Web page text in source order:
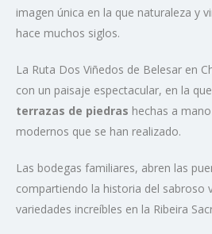
imagen única en la que naturaleza y
hace muchos siglos.
La Ruta Dos Viñedos de Belesar en
con un paisaje espectacular, en la
terrazas de piedras hechas a
modernos que se han realizado.
Las bodegas familiares, abren las
compartiendo la historia del sabroso
variedades increíbles en la Ribeira